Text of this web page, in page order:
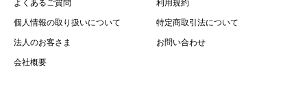
ます。
５.「会員」とは、第２章第１条に基づき会員登録が完了し
た個人を意味します。
よくあるご質問 利用規約
個人情報の取り扱いについて 特定商取引法について
法人のお客さま お問い合わせ
会社概要